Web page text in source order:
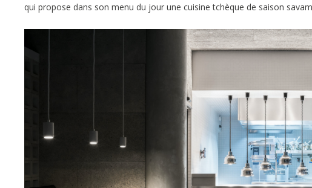
qui propose dans son menu du jour une cuisine tchèque de saison